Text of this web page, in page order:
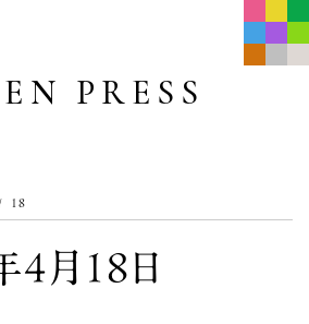
PRESS
18
4月18日